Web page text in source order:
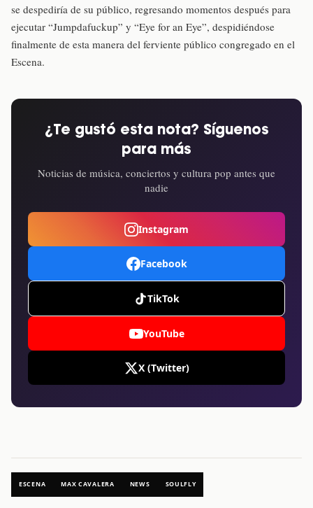
se despediría de su público, regresando momentos después para
ejecutar “Jumpdafuckup” y “Eye for an Eye”, despidiéndose
finalmente de esta manera del ferviente público congregado en el
Escena.
¿Te gustó esta nota? Síguenos
para más
Noticias de música, conciertos y cultura pop antes que
nadie
Instagram
Facebook
TikTok
YouTube
X (Twitter)
ESCENA MAX CAVALERA NEWS SOULFLY